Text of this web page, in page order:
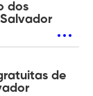
dos
de